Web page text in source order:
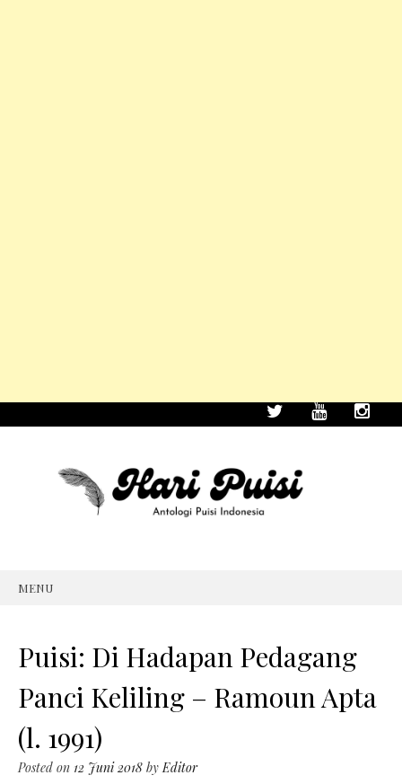
MENU
Puisi: Di Hadapan Pedagang
Panci Keliling – Ramoun Apta
(l. 1991)
Posted on 12 Juni 2018 byEditor